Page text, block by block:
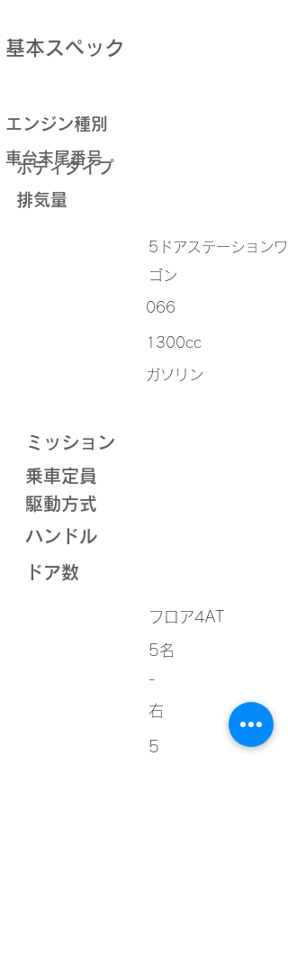
基本スペック
エンジン種別
車台末尾番号
ボディタイプ
排気量
5ドアステーションワ
ゴン
066
1300cc
ガソリン
ミッション
乗車定員
駆動方式
ハンドル
ドア数
フロア4AT
5名
-
右
5